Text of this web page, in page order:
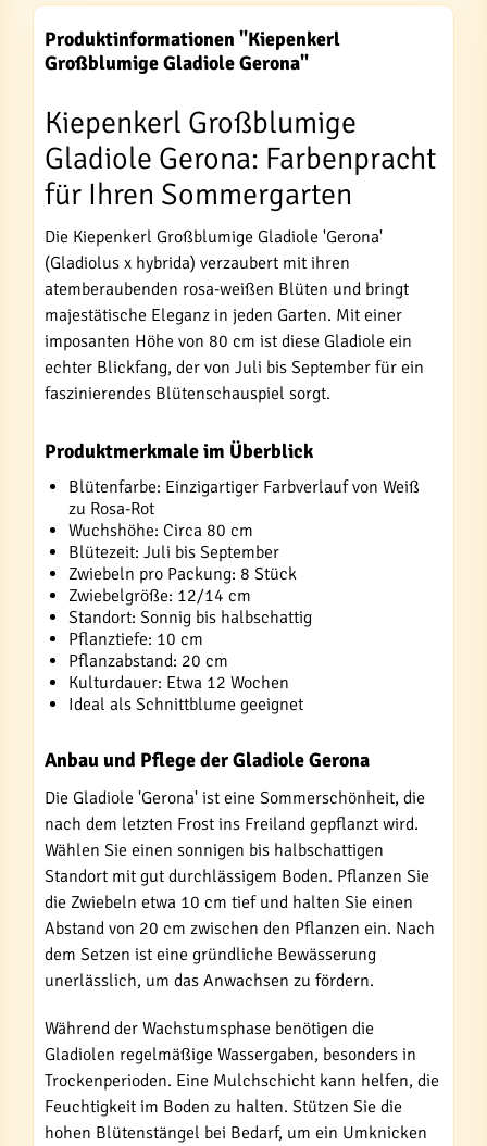
Produktinformationen "Kiepenkerl
Großblumige Gladiole Gerona"
Kiepenkerl Großblumige
Gladiole Gerona: Farbenpracht
für Ihren Sommergarten
Die Kiepenkerl Großblumige Gladiole 'Gerona'
(Gladiolus x hybrida) verzaubert mit ihren
atemberaubenden rosa-weißen Blüten und bringt
majestätische Eleganz in jeden Garten. Mit einer
imposanten Höhe von 80 cm ist diese Gladiole ein
echter Blickfang, der von Juli bis September für ein
faszinierendes Blütenschauspiel sorgt.
Produktmerkmale im Überblick
Blütenfarbe: Einzigartiger Farbverlauf von Weiß
zu Rosa-Rot
Wuchshöhe: Circa 80 cm
Blütezeit: Juli bis September
Zwiebeln pro Packung: 8 Stück
Zwiebelgröße: 12/14 cm
Standort: Sonnig bis halbschattig
Pflanztiefe: 10 cm
Pflanzabstand: 20 cm
Kulturdauer: Etwa 12 Wochen
Ideal als Schnittblume geeignet
Anbau und Pflege der Gladiole Gerona
Die Gladiole 'Gerona' ist eine Sommerschönheit, die
nach dem letzten Frost ins Freiland gepflanzt wird.
Wählen Sie einen sonnigen bis halbschattigen
Standort mit gut durchlässigem Boden. Pflanzen Sie
die Zwiebeln etwa 10 cm tief und halten Sie einen
Abstand von 20 cm zwischen den Pflanzen ein. Nach
dem Setzen ist eine gründliche Bewässerung
unerlässlich, um das Anwachsen zu fördern.
Während der Wachstumsphase benötigen die
Gladiolen regelmäßige Wassergaben, besonders in
Trockenperioden. Eine Mulchschicht kann helfen, die
Feuchtigkeit im Boden zu halten. Stützen Sie die
hohen Blütenstängel bei Bedarf, um ein Umknicken